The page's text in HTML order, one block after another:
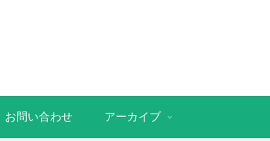
お問い合わせ アーカイブ